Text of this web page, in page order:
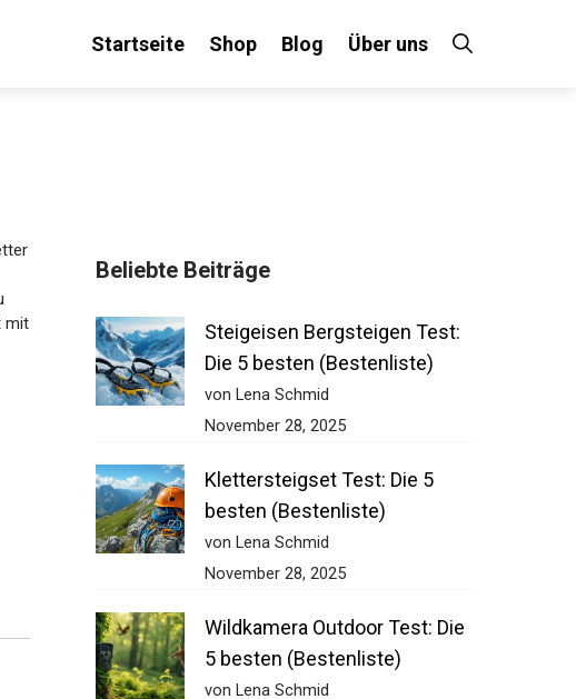
Startseite Shop Blog Über uns
Beliebte Beiträge
Steigeisen Bergsteigen Test:
Die 5 besten (Bestenliste)
von Lena Schmid
November 28, 2025
Klettersteigset Test: Die 5
besten (Bestenliste)
von Lena Schmid
November 28, 2025
Wildkamera Outdoor Test: Die
5 besten (Bestenliste)
von Lena Schmid